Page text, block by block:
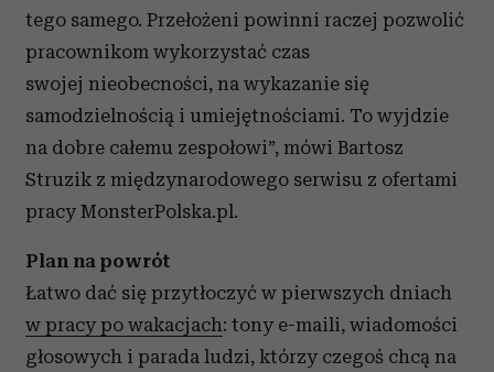
tego samego. Przełożeni powinni raczej pozwolić
pracownikom wykorzystać czas
swojej nieobecności, na wykazanie się
samodzielnością i umiejętnościami. To wyjdzie
na dobre całemu zespołowi”, mówi Bartosz
Struzik z międzynarodowego serwisu z ofertami
pracy MonsterPolska.pl.
Plan na powrót
Łatwo dać się przytłoczyć w pierwszych dniach
w pracy po wakacjach: tony e-maili, wiadomości
głosowych i parada ludzi, którzy czegoś chcą na